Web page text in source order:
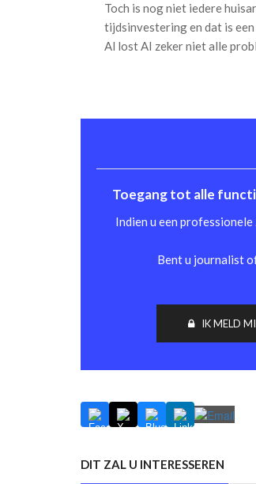
Toch is nog niet iedere
tijdsinvestering en dat is
Al lost AI zeker niet alle
Toegang tot alle
Indien u een
Bent u journalist
IK MELD
DIT ZAL U INTERESSEREN